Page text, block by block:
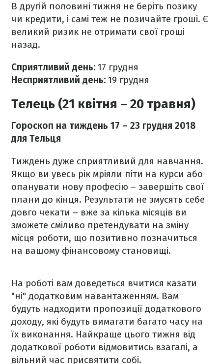
В другій половині тижня не беріть позику
чи кредити, і самі теж не позичайте гроші. Є
великий ризик не отримати свої гроші
назад.
Сприятливий день: 17 грудня
Несприятливий день: 19 грудня
Телець (21 квітня – 20 травня)
Гороскоп на тиждень 17 – 23 грудня 2018
для Тельця
Тиждень дуже сприятливий для навчання.
Якщо ви увесь рік мріяли піти на курси або
опанувати нову професію – завершіть свої
плани до кінця. Результати не змусять себе
довго чекати – вже за кілька місяців ви
зможете сміливо претендувати на зміну
місця роботи, що позитивно позначиться
на вашому фінансовому становищі.
На роботі вам доведеться вчитися казати
"ні" додатковим навантаженням. Вам
будуть надходити пропозиції додаткового
доходу, які будуть вимагати багато часу на
їх виконання. Найкраще цього тижня від
додаткової роботи відмовитись взагалі, а
вільний час присвятити собі.